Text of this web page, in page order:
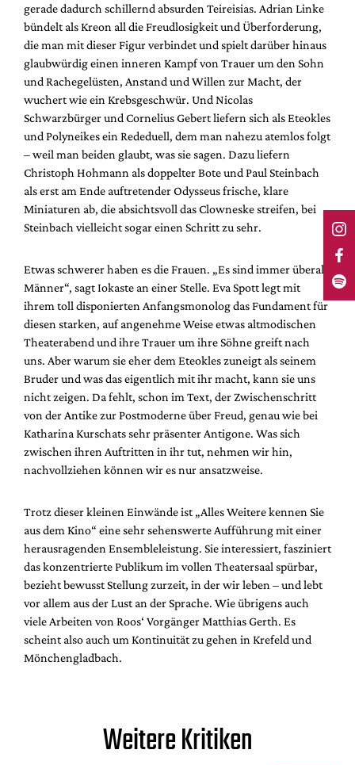
gerade dadurch schillernd absurden Teireisias. Adrian Linke
bündelt als Kreon all die Freudlosigkeit und Überforderung,
die man mit dieser Figur verbindet und spielt darüber hinaus
glaubwürdig einen inneren Kampf von Trauer um den Sohn
und Rachegelüsten, Anstand und Willen zur Macht, der
wuchert wie ein Krebsgeschwür. Und Nicolas
Schwarzbürger und Cornelius Gebert liefern sich als Eteokles
und Polyneikes ein Rededuell, dem man nahezu atemlos folgt
– weil man beiden glaubt, was sie sagen. Dazu liefern
Christoph Hohmann als doppelter Bote und Paul Steinbach
als erst am Ende auftretender Odysseus frische, klare
Miniaturen ab, die absichtsvoll das Clowneske streifen, bei
Steinbach vielleicht sogar einen Schritt zu sehr.
Etwas schwerer haben es die Frauen. „Es sind immer überall
Männer“, sagt Iokaste an einer Stelle. Eva Spott legt mit
ihrem toll disponierten Anfangsmonolog das Fundament für
diesen starken, auf angenehme Weise etwas altmodischen
Theaterabend und ihre Trauer um ihre Söhne greift nach
uns. Aber warum sie eher dem Eteokles zuneigt als seinem
Bruder und was das eigentlich mit ihr macht, kann sie uns
nicht zeigen. Da fehlt, schon im Text, der Zwischenschritt
von der Antike zur Postmoderne über Freud, genau wie bei
Katharina Kurschats sehr präsenter Antigone. Was sich
zwischen ihren Auftritten in ihr tut, nehmen wir hin,
nachvollziehen können wir es nur ansatzweise.
Trotz dieser kleinen Einwände ist „Alles Weitere kennen Sie
aus dem Kino“ eine sehr sehenswerte Aufführung mit einer
herausragenden Ensembleleistung. Sie interessiert, fasziniert
das konzentrierte Publikum im vollen Theatersaal spürbar,
bezieht bewusst Stellung zurzeit, in der wir leben – und lebt
vor allem aus der Lust an der Sprache. Wie übrigens auch
viele Arbeiten von Roos‘ Vorgänger Matthias Gerth. Es
scheint also auch um Kontinuität zu gehen in Krefeld und
Mönchengladbach.
Weitere Kritiken